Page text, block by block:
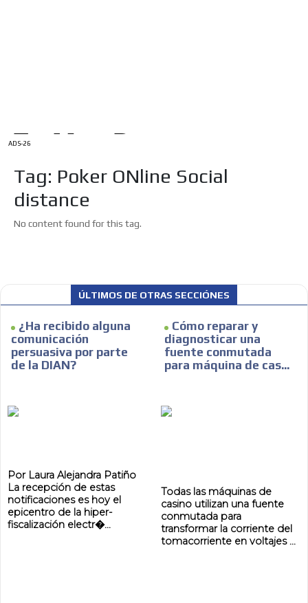
ADS-26
Tag: Poker ONline Social
distance
No content found for this tag.
ÚLTIMOS DE OTRAS SECCIÓNES
¿Ha recibido alguna
comunicación
persuasiva por parte
de la DIAN?
Por Laura Alejandra Patiño
La recepción de estas
notificaciones es hoy el
epicentro de la hiper-
fiscalización electr�...
Cómo reparar y
diagnosticar una
fuente conmutada
para máquina de cas...
Todas las máquinas de
casino utilizan una fuente
conmutada para
transformar la corriente del
tomacorriente en voltajes ...